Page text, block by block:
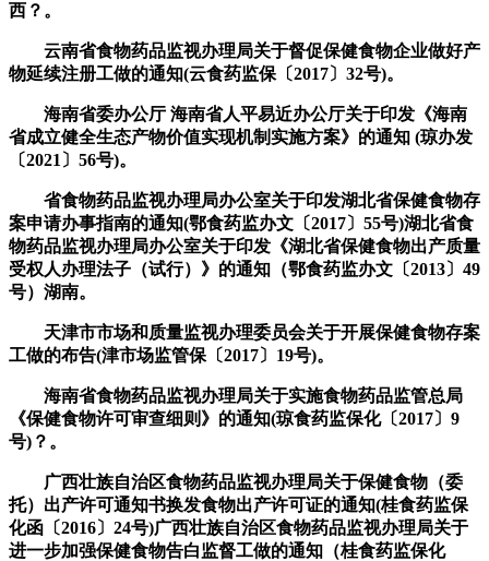
西？。
云南省食物药品监视办理局关于督促保健食物企业做好产
物延续注册工做的通知(云食药监保〔2017〕32号)。
海南省委办公厅 海南省人平易近办公厅关于印发《海南
省成立健全生态产物价值实现机制实施方案》的通知 (琼办发
〔2021〕56号)。
省食物药品监视办理局办公室关于印发湖北省保健食物存
案申请办事指南的通知(鄂食药监办文〔2017〕55号)湖北省食
物药品监视办理局办公室关于印发《湖北省保健食物出产质量
受权人办理法子（试行）》的通知（鄂食药监办文〔2013〕49
号）湖南。
天津市市场和质量监视办理委员会关于开展保健食物存案
工做的布告(津市场监管保〔2017〕19号)。
海南省食物药品监视办理局关于实施食物药品监管总局
《保健食物许可审查细则》的通知(琼食药监保化〔2017〕9
号)？。
广西壮族自治区食物药品监视办理局关于保健食物（委
托）出产许可通知书换发食物出产许可证的通知(桂食药监保
化函〔2016〕24号)广西壮族自治区食物药品监视办理局关于
进一步加强保健食物告白监督工做的通知（桂食药监保化